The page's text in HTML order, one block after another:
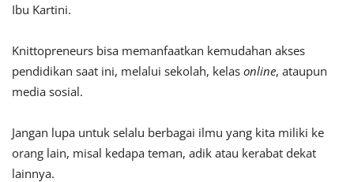
Ibu Kartini.
Knittopreneurs bisa memanfaatkan kemudahan akses
pendidikan saat ini, melalui sekolah, kelas online, ataupun
media sosial.
Jangan lupa untuk selalu berbagai ilmu yang kita miliki ke
orang lain, misal kedapa teman, adik atau kerabat dekat
lainnya.